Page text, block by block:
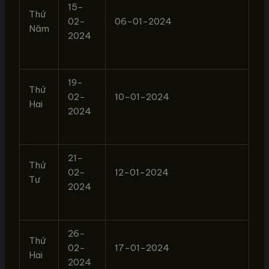
Thứ
Năm
15-
02-
2024
06-01-2024
Thứ
Hai
19-
02-
2024
10-01-2024
Thứ
Tư
21-
02-
2024
12-01-2024
Thứ
Hai
26-
02-
2024
17-01-2024